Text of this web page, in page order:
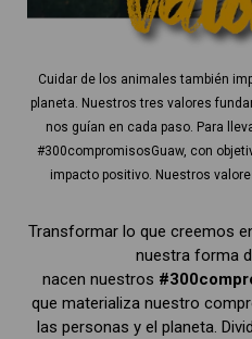
Cuidar de los animales también
planeta. Nuestros tres valores
nos guían en cada paso. Para
#300compromisosGuaw, con
impacto positivo. Nuestros
Transformar lo que creemos
nuestra forma
nacen nuestros
que materializa nuestro
las personas y el planeta.